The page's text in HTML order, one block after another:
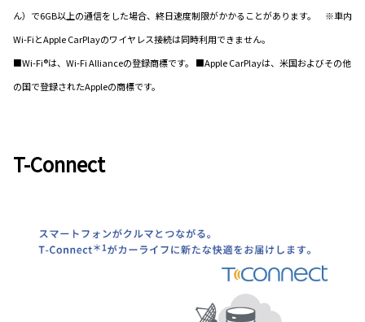
ん）で6GB以上の通信をした場合、終日速度制限がかかることがあります。 ※車内
Wi-FiとApple CarPlayのワイヤレス接続は同時利用できません。
■Wi-Fi®は、Wi-Fi Allianceの登録商標です。 ■Apple CarPlayは、米国およびその他
の国で登録されたAppleの商標です。
T-Connect